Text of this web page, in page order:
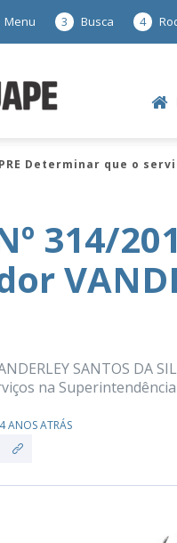
Menu 3 Busca 4
Mamanguape
–
Determinar que o
314/
SANTOS DA
na
ANOS ATRÁS